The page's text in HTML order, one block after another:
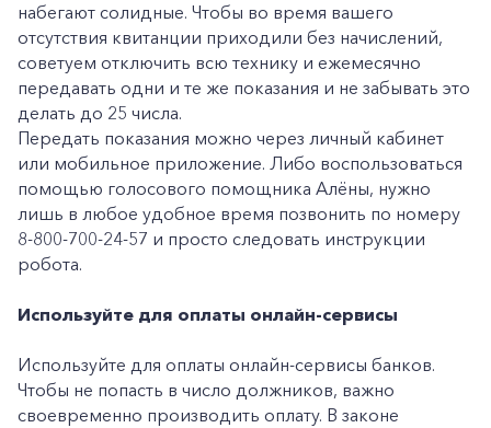
набегают солидные. Чтобы во время вашего
отсутствия квитанции приходили без начислений,
советуем отключить всю технику и ежемесячно
передавать одни и те же показания и не забывать это
делать до 25 числа.
Передать показания можно через личный кабинет
или мобильное приложение. Либо воспользоваться
помощью голосового помощника Алёны, нужно
лишь в любое удобное время позвонить по номеру
8-800-700-24-57 и просто следовать инструкции
робота.
Используйте для оплаты онлайн-сервисы
Используйте для оплаты онлайн-сервисы банков.
Чтобы не попасть в число должников, важно
своевременно производить оплату. В законе